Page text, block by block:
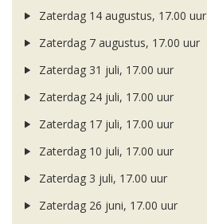
Zaterdag 14 augustus, 17.00 uur
Zaterdag 7 augustus, 17.00 uur
Zaterdag 31 juli, 17.00 uur
Zaterdag 24 juli, 17.00 uur
Zaterdag 17 juli, 17.00 uur
Zaterdag 10 juli, 17.00 uur
Zaterdag 3 juli, 17.00 uur
Zaterdag 26 juni, 17.00 uur